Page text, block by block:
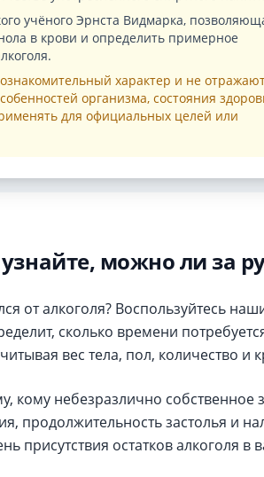
учёного Эрнста Видмарка,
в крови и определить примерное
характер и не
организма, состояния
для официальных целей или
можно ли за
от алкоголя? Воспользуйтесь
сколько времени
вес тела, пол, количество и
небезразлично собственное
продолжительность застолья и
присутствия остатков алкоголя